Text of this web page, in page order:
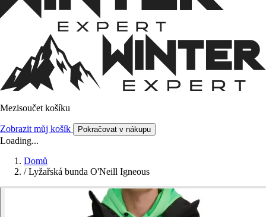
Mezisoučet košíku
Zobrazit můj košík Pokračovat v nákupu
Loading...
Domů
/ Lyžařská bunda O'Neill Igneous